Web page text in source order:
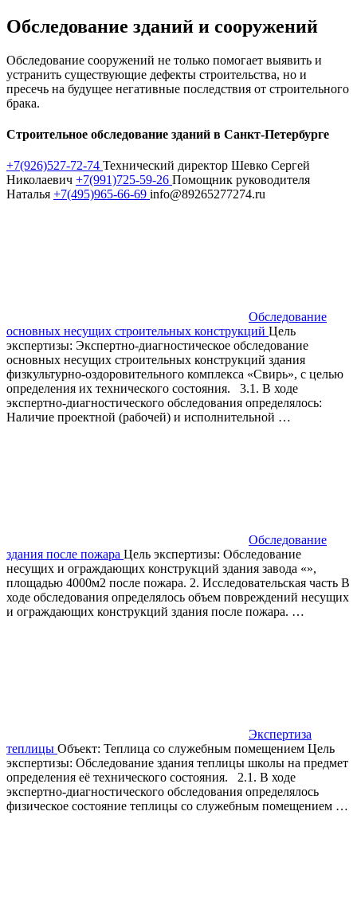
Обследование зданий и сооружений
Обследование сооружений не только помогает выявить и
устранить существующие дефекты строительства, но и
пресечь на будущее негативные последствия от строительного
брака.
Строительное обследование зданий в Санкт-Петербурге
+7(926)527-72-74 Технический директор Шевко Сергей
Николаевич +7(991)725-59-26 Помощник руководителя
Наталья +7(495)965-66-69 info@89265277274.ru
Обследование
основных несущих строительных конструкций Цель
экспертизы: Экспертно-диагностическое обследование
основных несущих строительных конструкций здания
физкультурно-оздоровительного комплекса «Свирь», с целью
определения их технического состояния. 3.1. В ходе
экспертно-диагностического обследования определялось:
Наличие проектной (рабочей) и исполнительной …
Обследование
здания после пожара Цель экспертизы: Обследование
несущих и ограждающих конструкций здания завода «»,
площадью 4000м2 после пожара. 2. Исследовательская часть В
ходе обследования определялось объем повреждений несущих
и ограждающих конструкций здания после пожара. …
Экспертиза
теплицы Объект: Теплица со служебным помещением Цель
экспертизы: Обследование здания теплицы школы на предмет
определения её технического состояния. 2.1. В ходе
экспертно-диагностического обследования определялось
физическое состояние теплицы со служебным помещением …